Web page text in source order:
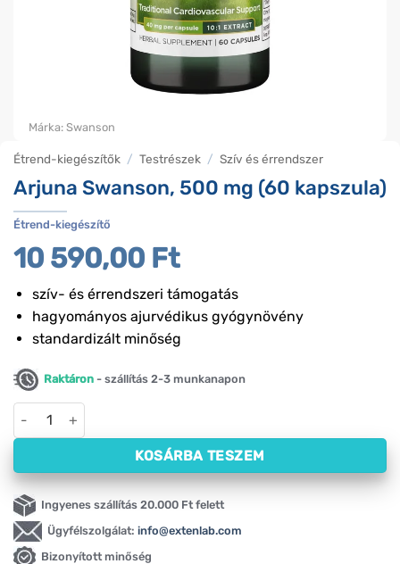
Étrend-kiegészítők / Testrészek / Szív és érrendszer
Arjuna Swanson, 500 mg (60 kapszula)
Étrend-kiegészítő
10 590,00 Ft
szív- és érrendszeri támogatás
hagyományos ajurvédikus gyógynövény
standardizált minőség
Raktáron - szállítás 2-3 munkanapon
Arjuna Swanson, 500 mg (60 kapszula) mennyiség
KOSÁRBA TESZEM
Ingyenes szállítás 20.000 Ft felett
Ügyfélszolgálat: info@extenlab.com
Bizonyított minőség
Márka: Swanson